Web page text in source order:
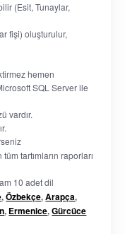
(Esit, Tunaylar,
fişi) oluşturulur,
hemen
SQL Server ile
vardır.
tartımların raporları
10 adet dil
,Özbekçe,Arapça,
, Ermenice,Gürcüce